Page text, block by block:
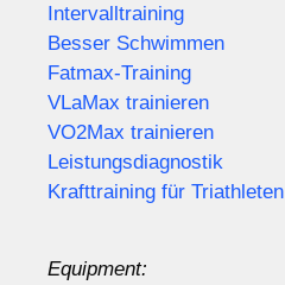
Intervalltraining
Besser Schwimmen
Fatmax-Training
VLaMax trainieren
VO2Max trainieren
Leistungsdiagnostik
Krafttraining für Triathleten
Equipment: